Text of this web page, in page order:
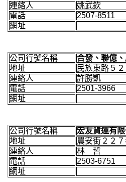
連絡人
姚武欽
電話
2507-8511
網址
公司行號名稱
合發、聯億
地址
民族東路５
連絡人
許勝凱
電話
2501-3966
網址
公司行號名稱
宏友貨運有限
地址
農安街２２
連絡人
林 哲
電話
2503-6751
網址